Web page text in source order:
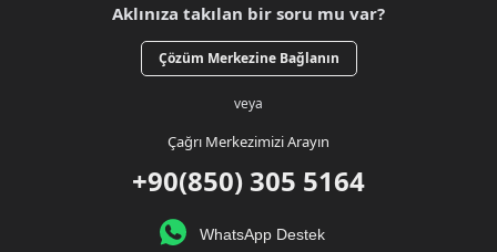
Aklınıza takılan bir soru mu var?
Çözüm Merkezine Bağlanın
veya
Çağrı Merkezimizi Arayın
+90(850) 305 5164
WhatsApp Destek